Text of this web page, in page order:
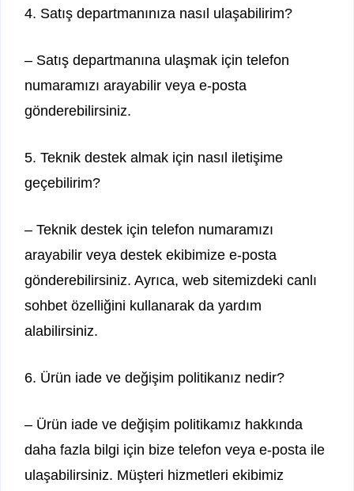
4. Satış departmanınıza nasıl ulaşabilirim?
– Satış departmanına ulaşmak için telefon
numaramızı arayabilir veya e-posta
gönderebilirsiniz.
5. Teknik destek almak için nasıl iletişime
geçebilirim?
– Teknik destek için telefon numaramızı
arayabilir veya destek ekibimize e-posta
gönderebilirsiniz. Ayrıca, web sitemizdeki canlı
sohbet özelliğini kullanarak da yardım
alabilirsiniz.
6. Ürün iade ve değişim politikanız nedir?
– Ürün iade ve değişim politikamız hakkında
daha fazla bilgi için bize telefon veya e-posta ile
ulaşabilirsiniz. Müşteri hizmetleri ekibimiz